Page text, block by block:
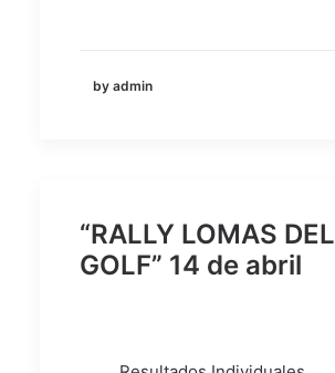
by admin
“RALLY LOMAS DEL
GOLF” 14 de abril